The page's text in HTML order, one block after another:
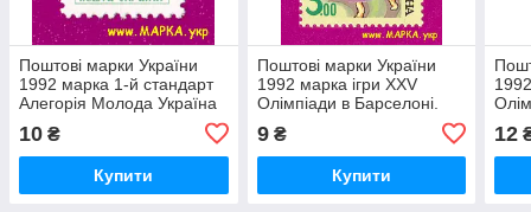
Поштові марки України
1992 марка 1-й стандарт
Алегорія Молода Україна
10 ₴
Купити
Поштові марки України
1992 марка ігри XXV
Олімпіади в Барселоні.
(3.00)
9₴
Купити
12